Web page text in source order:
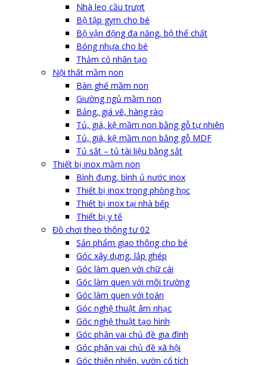
Nhà leo cầu trượt
Bộ tập gym cho bé
Bộ vận động đa năng, bộ thể chất
Bóng nhựa cho bé
Thảm cỏ nhân tạo
Nội thất mầm non
Bàn ghế mầm non
Giường ngủ mầm non
Bảng, giá vẽ, hàng rào
Tủ, giá, kệ mầm non bằng gỗ tự nhiên
Tủ, giá, kệ mầm non bằng gỗ MDF
Tủ sắt – tủ tài liệu bằng sắt
Thiết bị inox mầm non
Bình đựng, bình ủ nước inox
Thiết bị inox trong phòng học
Thiết bị inox tại nhà bếp
Thiết bị y tế
Đồ chơi theo thông tư 02
Sản phẩm giao thông cho bé
Góc xây dựng, lắp ghép
Góc làm quen với chữ cái
Góc làm quen với môi trường
Góc làm quen với toán
Góc nghệ thuật âm nhạc
Góc nghệ thuật tạo hình
Góc phân vai chủ đề gia đình
Góc phân vai chủ đề xã hội
Góc thiên nhiên, vườn cổ tích